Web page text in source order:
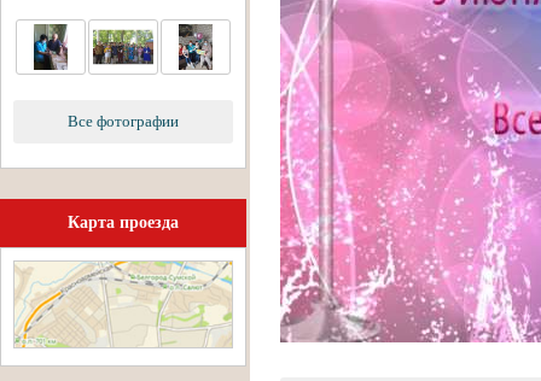
Все фотографии
Карта проезда